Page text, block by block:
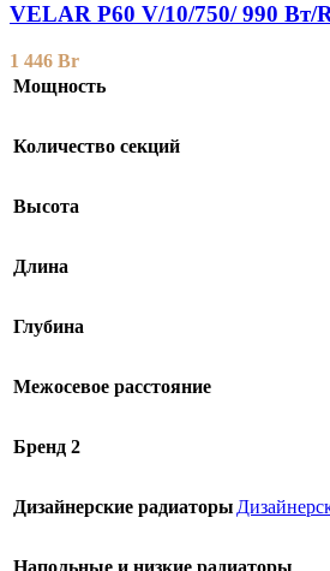
VELAR P60 V/10/750/ 990 Bт/
1 446 Br
Мощность
Количество секций
Высота
Длина
Глубина
Межосевое расстояние
Бренд 2
Дизайнерские радиаторы
Напольные и низкие радиаторы